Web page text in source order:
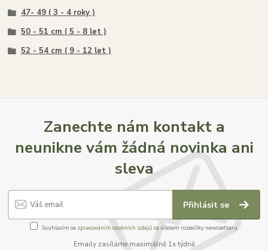
47- 49 ( 3 - 4 roky )
50 - 51 cm ( 5 - 8 let )
52 - 54 cm ( 9 - 12 let )
Zanechte nám kontakt a
neunikne vám žádná novinka ani
sleva
Přihlásit se
Souhlasím se zpracováním osobních údajůza účelem rozesílky newsletteru.
Emaily zasíláme maximálně 1x týdně